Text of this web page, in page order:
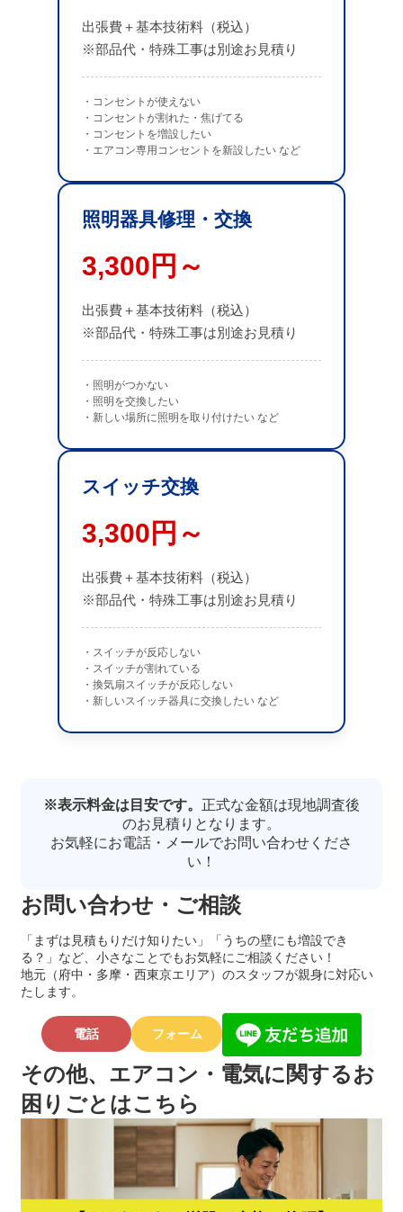
出張費＋基本技術料（税込）
※部品代・特殊工事は別途お見積り
・コンセントが使えない
・コンセントが割れた・焦げてる
・コンセントを増設したい
・エアコン専用コンセントを新設したい など
照明器具修理・交換
3,300円～
出張費＋基本技術料（税込）
※部品代・特殊工事は別途お見積り
・照明がつかない
・照明を交換したい
・新しい場所に照明を取り付けたい など
スイッチ交換
3,300円～
出張費＋基本技術料（税込）
※部品代・特殊工事は別途お見積り
・スイッチが反応しない
・スイッチが割れている
・換気扇スイッチが反応しない
・新しいスイッチ器具に交換したい など
※表示料金は目安です。 正式な金額は現地調査後
のお見積りとなります。
お気軽にお電話・メールでお問い合わせくださ
い！
お問い合わせ・ご相談
「まずは見積もりだけ知りたい」「うちの壁にも増設でき
る？」など、小さなことでもお気軽にご相談ください！
地元（府中・多摩・西東京エリア）のスタッフが親身に対応い
たします。
電話 フォーム
その他、エアコン・電気に関するお
困りごとはこちら